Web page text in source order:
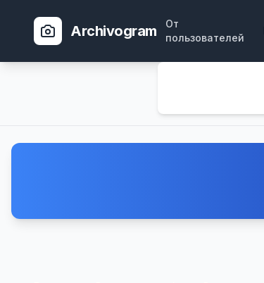
Archivogram
От
пользователей